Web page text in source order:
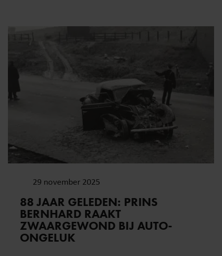
29 november 2025
88 JAAR GELEDEN: PRINS
BERNHARD RAAKT
ZWAARGEWOND BIJ AUTO-
ONGELUK